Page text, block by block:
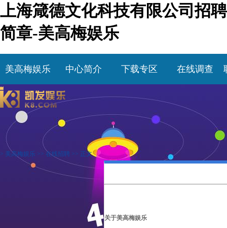
上海箴德文化科技有限公司招聘
简章-美高梅娱乐
美高梅娱乐 中心简介 下载专区 在线调查
> 美高梅娱乐 >> 在线招聘 >> 正文
关于美高梅娱乐